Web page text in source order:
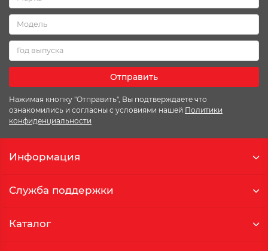
Отправить
Нажимая кнопку "Отправить", Вы подтверждаете что
ознакомились и согласны с условиями нашей Политики
конфиденциальности
Информация
Служба поддержки
Каталог